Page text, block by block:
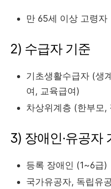
만 65세 이상 고령자
2) 수급자 기준
기초생활수급자 (생
여, 교육급여)
차상위계층 (한부모,
3) 장애인·유공자
등록 장애인 (1~6급)
국가유공자, 독립유